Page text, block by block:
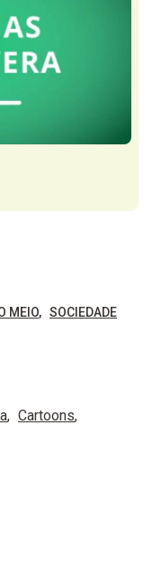
MEIO SOCIEDADE
Cartoons